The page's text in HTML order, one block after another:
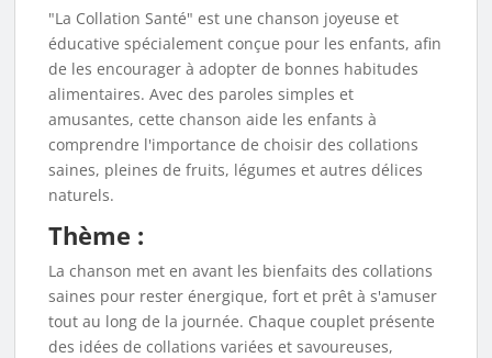
"La Collation Santé" est une chanson joyeuse et
éducative spécialement conçue pour les enfants, afin
de les encourager à adopter de bonnes habitudes
alimentaires. Avec des paroles simples et
amusantes, cette chanson aide les enfants à
comprendre l'importance de choisir des collations
saines, pleines de fruits, légumes et autres délices
naturels.
Thème :
La chanson met en avant les bienfaits des collations
saines pour rester énergique, fort et prêt à s'amuser
tout au long de la journée. Chaque couplet présente
des idées de collations variées et savoureuses,